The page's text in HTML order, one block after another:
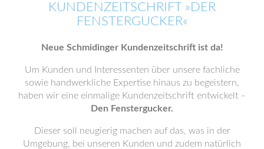
KUNDENZEITSCHRIFT »DER
FENSTERGUCKER«
Neue Schmidinger Kundenzeitschrift ist da!
Um Kunden und Interessenten über unsere fachliche
sowie handwerkliche Expertise hinaus zu begeistern,
haben wir eine einmalige Kundenzeitschrift entwickelt –
Den Fenstergucker.
Dieser soll neugierig machen auf das, was in der
Umgebung, bei unseren Kunden und zudem natürlich